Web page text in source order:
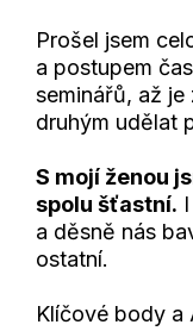
Prošel jsem
a postupem
seminářů, až
druhým udělat
S mojí ženou
spolu šťastní.
a děsně nás
ostatní.
Klíčové body a